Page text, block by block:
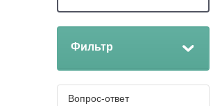
Фильтр
Вопрос-ответ